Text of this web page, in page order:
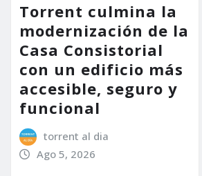
Torrent culmina la
modernización de la
Casa Consistorial
con un edificio más
accesible, seguro y
funcional
torrent al dia
Ago 5, 2026